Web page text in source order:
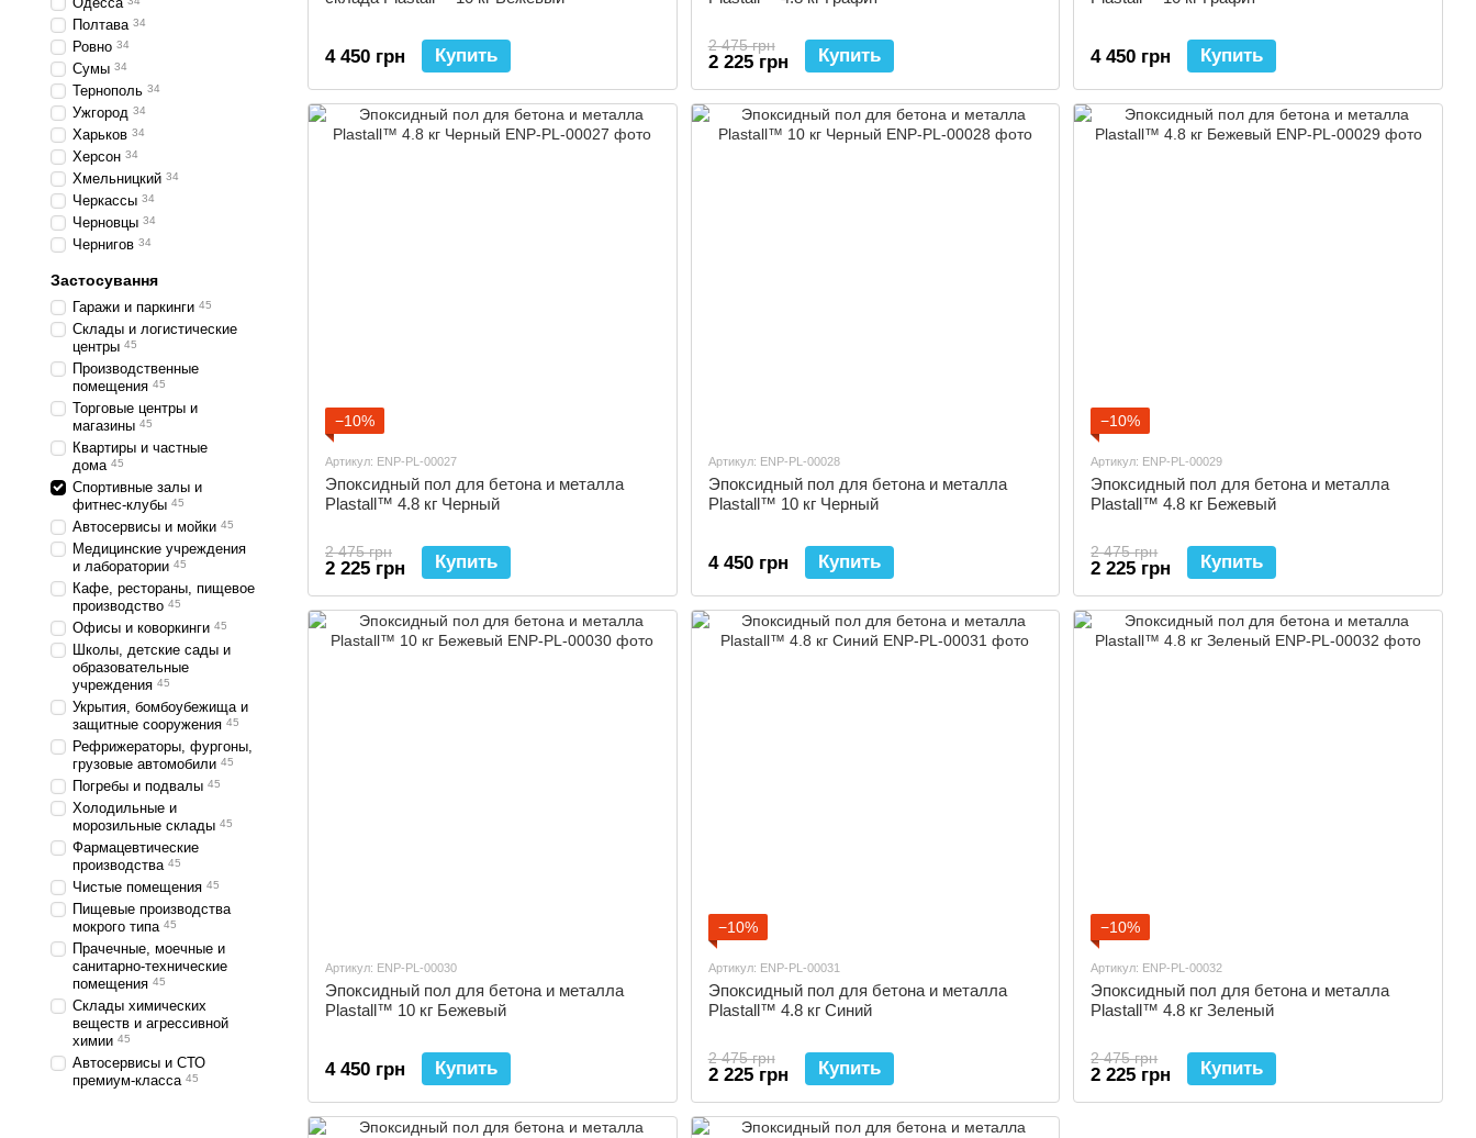
4 450 грн Купить 2 475 грн
2 225 грн Купить 4 450 грн Купить
−10%
Артикул: ENP-PL-00027
Эпоксидный пол для бетона и металла
Plastall™ 4.8 кг Черный
2 475 грн
2 225 грн Купить
Артикул: ENP-PL-00028
Эпоксидный пол для бетона и металла
Plastall™ 10 кг Черный
4 450 грн Купить
−10%
Артикул: ENP-PL-00029
Эпоксидный пол для бетона и металла
Plastall™ 4.8 кг Бежевый
2 475 грн
2 225 грн Купить
Артикул: ENP-PL-00030
Эпоксидный пол для бетона и металла
Plastall™ 10 кг Бежевый
4 450 грн Купить
−10%
Артикул: ENP-PL-00031
Эпоксидный пол для бетона и металла
Plastall™ 4.8 кг Синий
2 475 грн
2 225 грн Купить
−10%
Артикул: ENP-PL-00032
Эпоксидный пол для бетона и металла
Plastall™ 4.8 кг Зеленый
2 475 грн
2 225 грн Купить
Полтава 34
Ровно 34
Сумы 34
Тернополь 34
Ужгород 34
Харьков 34
Херсон 34
Хмельницкий 34
Черкассы 34
Черновцы 34
Чернигов 34
Застосування
Гаражи и паркинги 45
Склады и логистические
центры 45
Производственные
помещения 45
Торговые центры и
магазины 45
Квартиры и частные
дома 45
Спортивные залы и
фитнес-клубы 45
Автосервисы и мойки 45
Медицинские учреждения
и лаборатории 45
Кафе, рестораны, пищевое
производство 45
Офисы и коворкинги 45
Школы, детские сады и
образовательные
учреждения 45
Укрытия, бомбоубежища и
защитные сооружения 45
Рефрижераторы, фургоны,
грузовые автомобили 45
Погребы и подвалы 45
Холодильные и
морозильные склады 45
Фармацевтические
производства 45
Чистые помещения 45
Пищевые производства
мокрого типа 45
Прачечные, моечные и
санитарно-технические
помещения 45
Склады химических
веществ и агрессивной
химии 45
Автосервисы и СТО
премиум-класса 45